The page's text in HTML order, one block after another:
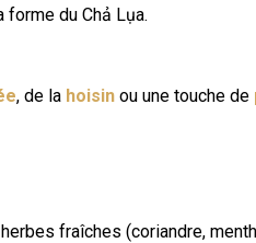
du Chả Lụa.
, de la hoisin ou une touche de
fraîches (coriandre,